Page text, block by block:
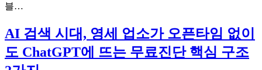
롯
슬
롯
히
블…
칼
튼
아
부
AI 검색 시대, 영세 업소가 오픈타임 없이
도 ChatGPT에 뜨는 무료진단 핵심 구조